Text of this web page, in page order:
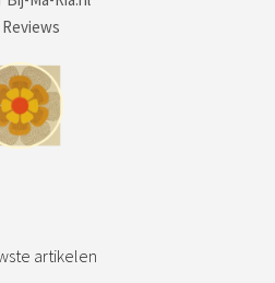
Reviews
artikelen